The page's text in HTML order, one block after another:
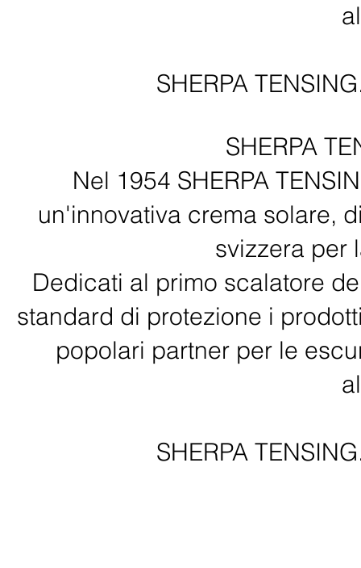
SHERPA
SHERPA
Nel 1954 SHERPA
un'innovativa crema solare,
svizzera per
Dedicati al primo scalatore
standard di protezione i
popolari partner per le
SHERPA